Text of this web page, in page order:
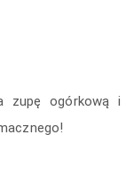
zupę ogórkową i